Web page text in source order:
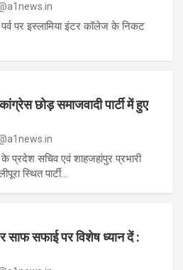
पर इस्लामिया इंटर कॉलेज के निकट
छोड़ समाजवादी पार्टी में हुए
प्रदेश सचिव एवं शाहजहांपुर प्रभारी
स्थित पार्टी…
सफाई पर विशेष ध्यान दें :